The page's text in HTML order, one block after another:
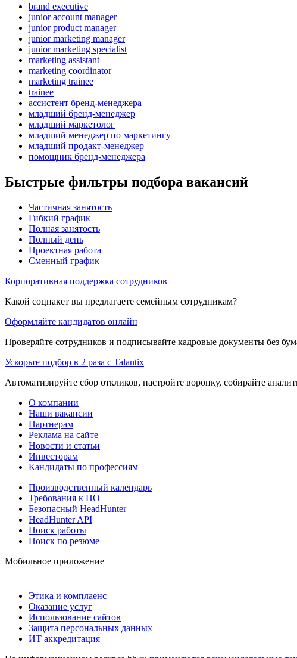
brand executive
junior account manager
junior product manager
junior marketing manager
junior marketing specialist
marketing assistant
marketing coordinator
marketing trainee
trainee
ассистент бренд-менеджера
младший бренд-менеджер
младший маркетолог
младший менеджер по маркетингу
младший продакт-менеджер
помощник бренд-менеджера
Быстрые фильтры подбора вакансий
Частичная занятость
Гибкий график
Полная занятость
Полный день
Проектная работа
Сменный график
Корпоративная поддержка сотрудников
Какой соцпакет вы предлагаете семейным сотрудникам?
Оформляйте кандидатов онлайн
Проверяйте сотрудников и подписывайте кадровые документы без
Ускорьте подбор в 2 раза с Talantix
Автоматизируйте сбор откликов, настройте воронку, собирайте
О компании
Наши вакансии
Партнерам
Реклама на сайте
Новости и статьи
Инвесторам
Кандидаты по профессиям
Производственный календарь
Требования к ПО
Безопасный HeadHunter
HeadHunter API
Поиск работы
Поиск по резюме
Мобильное приложение
Этика и комплаенс
Оказание услуг
Использование сайтов
Защита персональных данных
ИТ аккредитация